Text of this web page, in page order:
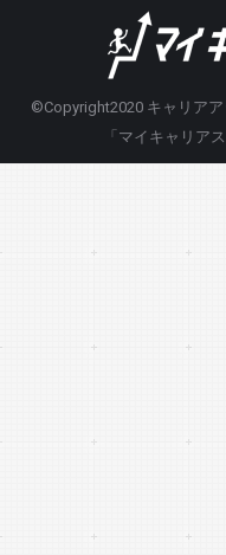
©Copyright2020 キャリア
「マイキャリア